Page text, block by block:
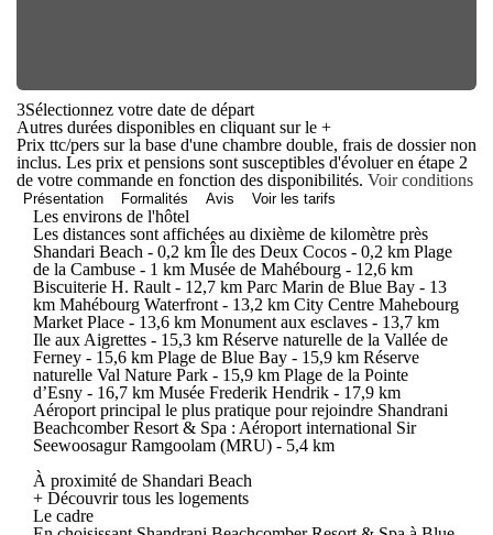
3Sélectionnez votre date de départ
Autres durées disponibles en cliquant sur le +
Prix ttc/pers sur la base d'une chambre double, frais de dossier non
inclus. Les prix et pensions sont susceptibles d'évoluer en étape 2
de votre commande en fonction des disponibilités. Voir conditions
Présentation Formalités Avis Voir les tarifs
Les environs de l'hôtel
Les distances sont affichées au dixième de kilomètre près
Shandari Beach - 0,2 km Île des Deux Cocos - 0,2 km Plage
de la Cambuse - 1 km Musée de Mahébourg - 12,6 km
Biscuiterie H. Rault - 12,7 km Parc Marin de Blue Bay - 13
km Mahébourg Waterfront - 13,2 km City Centre Mahebourg
Market Place - 13,6 km Monument aux esclaves - 13,7 km
Ile aux Aigrettes - 15,3 km Réserve naturelle de la Vallée de
Ferney - 15,6 km Plage de Blue Bay - 15,9 km Réserve
naturelle Val Nature Park - 15,9 km Plage de la Pointe
d’Esny - 16,7 km Musée Frederik Hendrik - 17,9 km
Aéroport principal le plus pratique pour rejoindre Shandrani
Beachcomber Resort & Spa : Aéroport international Sir
Seewoosagur Ramgoolam (MRU) - 5,4 km
À proximité de Shandari Beach
+ Découvrir tous les logements
Le cadre